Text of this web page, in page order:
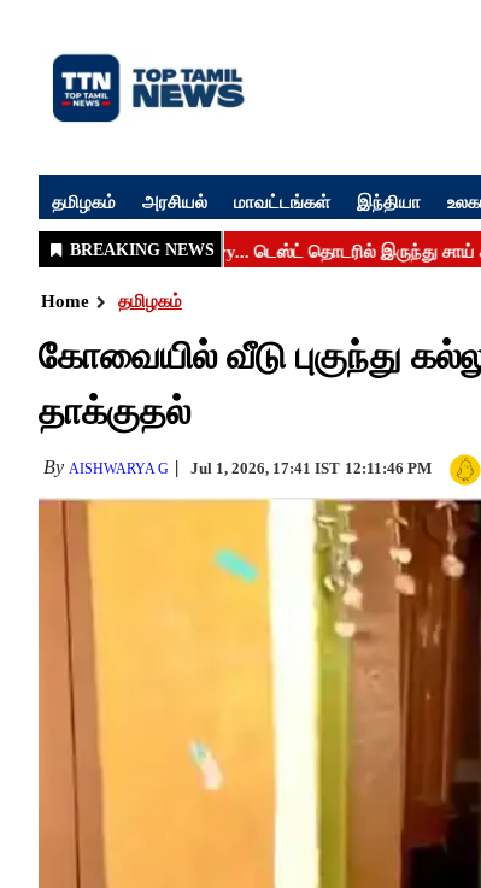
தமிழகம் அரசியல் மாவட்டங்கள் இந்தியா
Home தமிழகம்
கோவையில் வீடு புகுந்து
தாக்குதல்
By AISHWARYA G Jul 1, 2026, 17:41 IST 12:11:46 PM